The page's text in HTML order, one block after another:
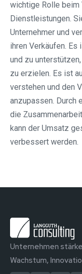
wichtige Rolle beim
Dienstleistungen.
Unternehmer und
ihren Verkäufen.
und zu
zu erzielen. Es ist
verstehen und den
anzupassen. Durch
die
kann der Umsatz
verbessert werden.
Unternehmen
Wachstum,